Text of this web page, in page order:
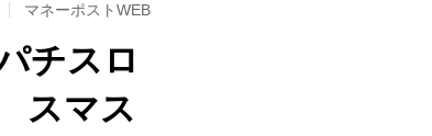
マネーポストWEB
チスロ
スマス